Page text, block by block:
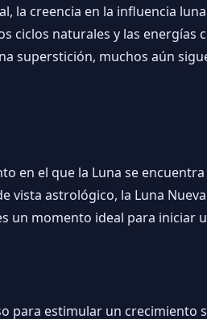
la creencia en la influencia
ciclos naturales y las energías
superstición, muchos aún
en el que la Luna se
vista astrológico, la Luna
un momento ideal para
para estimular un crecimiento